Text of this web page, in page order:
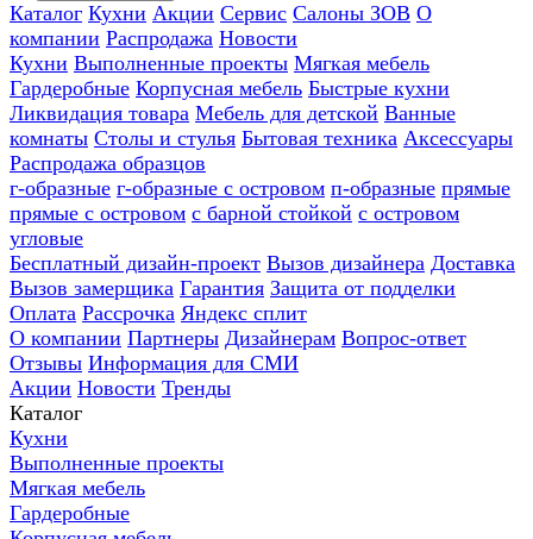
Каталог Кухни Акции Сервис Салоны ЗОВ О
компании Распродажа Новости
Кухни Выполненные проекты Мягкая мебель
Гардеробные Корпусная мебель Быстрые кухни
Ликвидация товара Мебель для детской Ванные
комнаты Столы и стулья Бытовая техника Аксессуары
Распродажа образцов
г-образные г-образные с островом п-образные прямые
прямые с островом с барной стойкой с островом
угловые
Бесплатный дизайн-проект Вызов дизайнера Доставка
Вызов замерщика Гарантия Защита от подделки
Оплата Рассрочка Яндекс сплит
О компании Партнеры Дизайнерам Вопрос-ответ
Отзывы Информация для СМИ
Акции Новости Тренды
Каталог
Кухни
Выполненные проекты
Мягкая мебель
Гардеробные